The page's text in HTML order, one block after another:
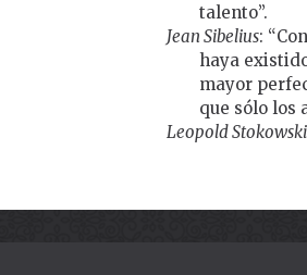
talento”.
Jean Sibelius:
haya
mayor
que sólo los
Leopold Stokowski